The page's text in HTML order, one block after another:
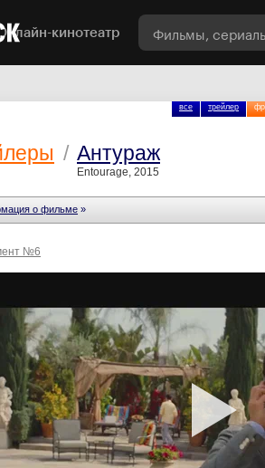
кинотеатр
все трейлер
/ Антураж
Entourage, 2015
о фильме »
№6